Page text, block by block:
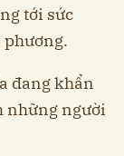
tới sức
phương.
đang khẩn
những người